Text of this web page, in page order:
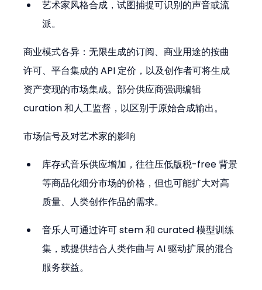
艺术家风格合成，试图捕捉可识别的声音或流
派。
商业模式各异：无限生成的订阅、商业用途的按曲
许可、平台集成的 API 定价，以及创作者可将生成
资产变现的市场集成。部分供应商强调编辑
curation 和人工监督，以区别于原始合成输出。
市场信号及对艺术家的影响
库存式音乐供应增加，往往压低版税-free 背景
等商品化细分市场的价格，但也可能扩大对高
质量、人类创作作品的需求。
音乐人可通过许可 stem 和 curated 模型训练
集，或提供结合人类作曲与 AI 驱动扩展的混合
服务获益。